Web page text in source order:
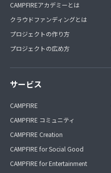
CAMPFIREアカデミーとは
クラウドファンディングとは
プロジェクトの作り方
プロジェクトの広め方
サービス
CAMPFIRE
CAMPFIRE コミュニティ
CAMPFIRE Creation
CAMPFIRE for Social Good
CAMPFIRE for Entertainment